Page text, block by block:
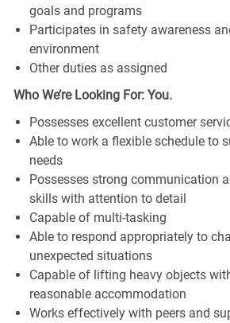
goals and programs
Participates in safety awareness
environment
Other duties as assigned
Who We’re Looking For: You.
Possesses excellent customer
Able to work a flexible schedule to
needs
Possesses strong communication
skills with attention to detail
Capable of multi-tasking
Able to respond appropriately to
unexpected situations
Capable of lifting heavy objects
reasonable accommodation
Works effectively with peers and